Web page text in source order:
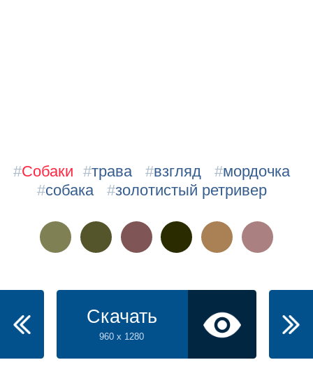
#Собаки #трава #взгляд #мордочка
#собака #золотистый ретривер
Скачать
960 x 1280